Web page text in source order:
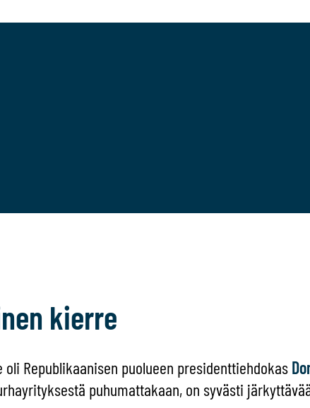
kierre
Republikaanisen puolueen presidenttiehdokas
puhumattakaan, on syvästi